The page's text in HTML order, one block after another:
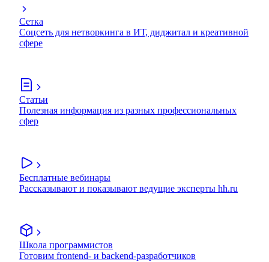
Сетка
Соцсеть для нетворкинга в ИТ, диджитал и креативной
сфере
Статьи
Полезная информация из разных профессиональных
сфер
Бесплатные вебинары
Рассказывают и показывают ведущие эксперты hh.ru
Школа программистов
Готовим frontend- и backend-разработчиков